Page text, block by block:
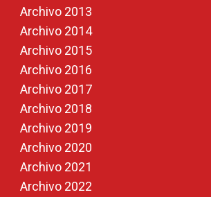
Archivo 2013
Archivo 2014
Archivo 2015
Archivo 2016
Archivo 2017
Archivo 2018
Archivo 2019
Archivo 2020
Archivo 2021
Archivo 2022